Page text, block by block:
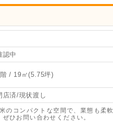
認中
/ 19㎡(5.75坪)
店済/現状渡し
のコンパクトな空間で、業態も柔軟
ひお問い合わせください。